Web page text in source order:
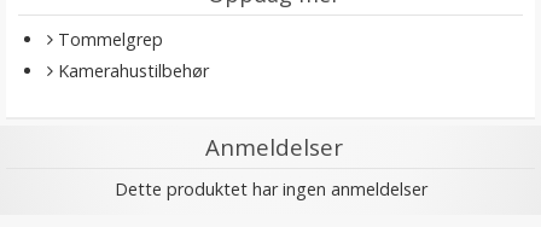
Tommelgrep
Kamerahustilbehør
Anmeldelser
Dette produktet har ingen anmeldelser